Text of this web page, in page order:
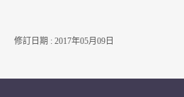
修訂日期 : 2017年05月09日